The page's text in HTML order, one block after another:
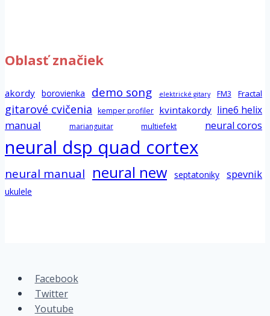
Oblasť značiek
akordy borovienka demo song elektrické gitary FM3 Fractal
gitarové cvičenia kemper profiler kvintakordy line6 helix
manual marianguitar multiefekt neural coros
neural dsp quad cortex
neural manual neural new septatoniky spevnik
ukulele
Facebook
Twitter
Youtube